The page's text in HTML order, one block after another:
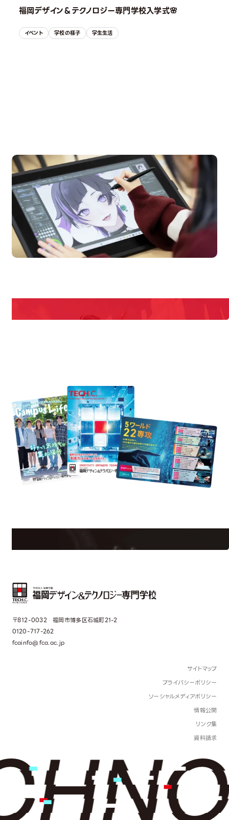
福岡デザイン＆テクノロジー専門学校入学式🌸
イベント 学校の様子 学生生活
Campus Open
Information
〒812-0032 福岡市博多区石城町21-2
0120-717-262
fcainfo@fca.ac.jp
サイトマップ
プライバシーポリシー
ソーシャルメディアポリシー
情報公開
リンク集
資料請求